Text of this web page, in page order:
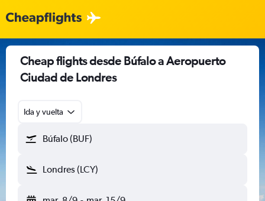
Cheap flights desde Búfalo a Aeropuerto
Ciudad de Londres
Ida y vuelta
Búfalo (BUF)
Londres (LCY)